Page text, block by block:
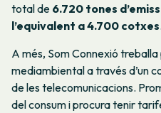
total de 6.720 tones
l’equivalent a 4.700 cotxes.
A més, Som Connexió
mediambiental a través d’un
de les telecomunicacions.
del consum i procura tenir